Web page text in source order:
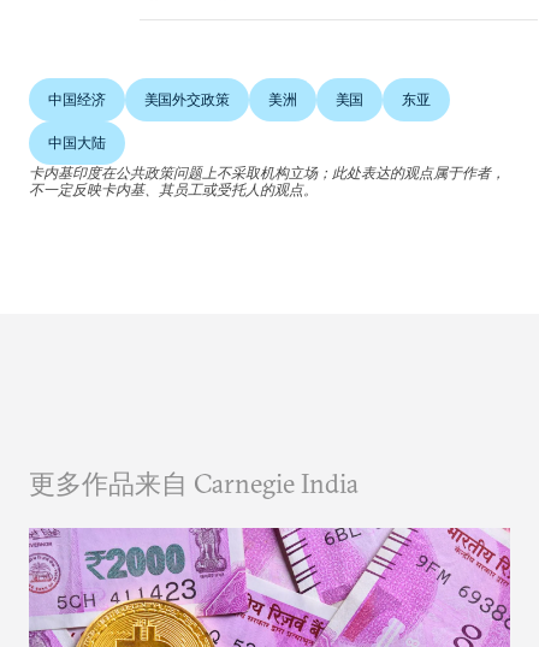
中国经济 美国外交政策 美洲 美国 东亚
中国大陆
卡内基印度在公共政策问题上不采取机构立场；此处表达的观点属于作者，
不一定反映卡内基、其员工或受托人的观点。
更多作品来自 Carnegie India